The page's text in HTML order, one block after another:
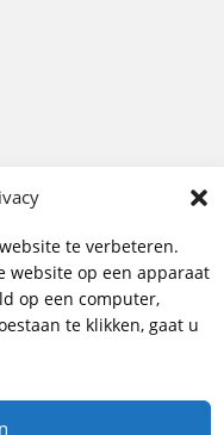
te verbeteren.
website op een apparaat
op een computer,
te klikken, gaat u